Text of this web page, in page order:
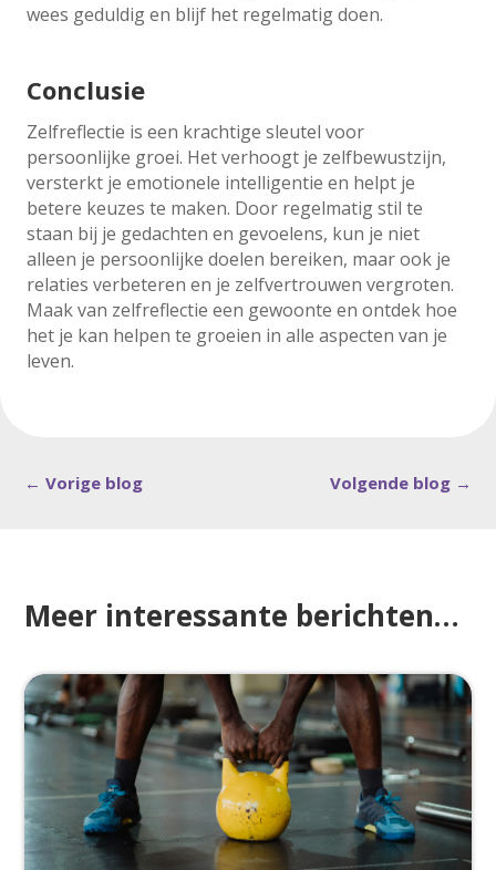
wees geduldig en blijf het regelmatig doen.
Conclusie
Zelfreflectie is een krachtige sleutel voor
persoonlijke groei. Het verhoogt je zelfbewustzijn,
versterkt je emotionele intelligentie en helpt je
betere keuzes te maken. Door regelmatig stil te
staan bij je gedachten en gevoelens, kun je niet
alleen je persoonlijke doelen bereiken, maar ook je
relaties verbeteren en je zelfvertrouwen vergroten.
Maak van zelfreflectie een gewoonte en ontdek hoe
het je kan helpen te groeien in alle aspecten van je
leven.
←Vorige blog Volgende blog→
Meer interessante berichten…